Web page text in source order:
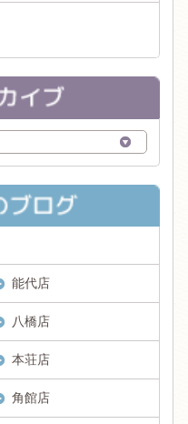
能代店
八橋店
本荘店
角館店